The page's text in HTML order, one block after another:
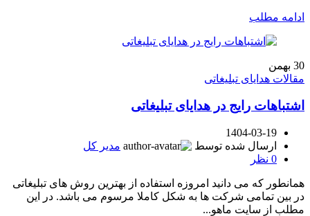
ادامه مطلب
30 بهمن
مقالات هدایای تبلیغاتی
اشتباهات رایج در هدایای تبلیغاتی
1404-03-19
ارسال شده توسط
مدیر کل
0 نظر
همانطور که می دانید امروزه استفاده از بهترین روش های تبلیغاتی
در بین تمامی شرکت ها به شکل کاملا مرسوم می باشد. در این
مطلب از سایت ماهو...